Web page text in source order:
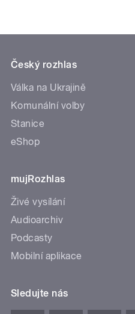
Český rozhlas
Válka na Ukrajině
Komunální volby
Stanice
eShop
mujRozhlas
Živé vysílání
Audioarchiv
Podcasty
Mobilní aplikace
Sledujte nás